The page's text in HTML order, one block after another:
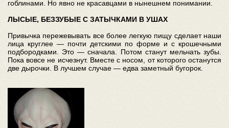
гоблинами. Но явно не красавцами в нынешнем понимании.
ЛЫСЫЕ, БЕЗЗУБЫЕ С ЗАТЫЧКАМИ В УШАХ
Привычка пережевывать все более легкую пищу сделает наши
лица круглее — почти детскими по форме и с крошечными
подбородками. Это — сначала. Потом станут мельчать зубы.
Пока вовсе не исчезнут. Вместе с носом, от которого останутся
две дырочки. В лучшем случае — едва заметный бугорок.